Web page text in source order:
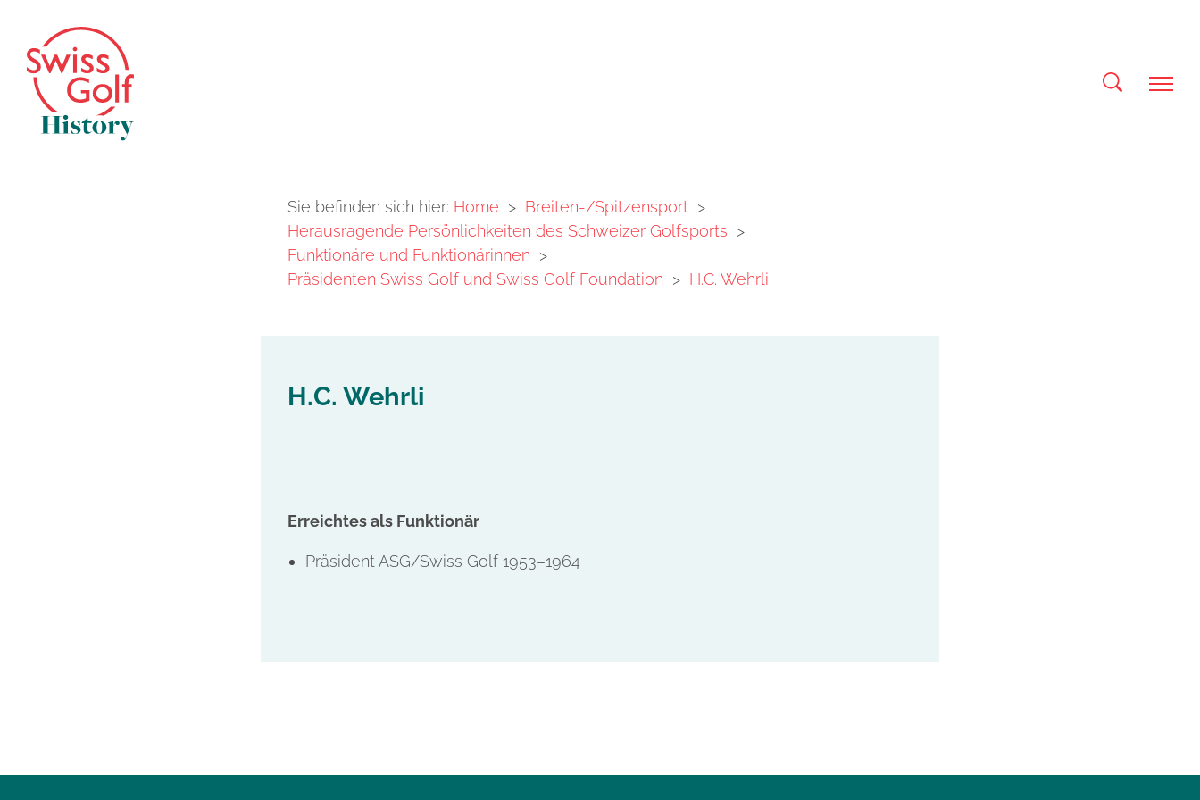
Sie befinden sich hier: Home > Breiten-/Spitzensport >
Herausragende Persönlichkeiten des Schweizer Golfsports >
Funktionäre und Funktionärinnen >
Präsidenten Swiss Golf und Swiss Golf Foundation > H.C. Wehrli
H.C. Wehrli
Erreichtes als Funktionär
Präsident ASG/Swiss Golf 1953–1964